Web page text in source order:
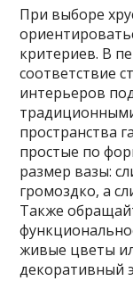
При выборе
критериев. В
соответствие
интерьеров
пространства
простые по
размер вазы:
громоздко, а
Также
живые цветы
декоративный